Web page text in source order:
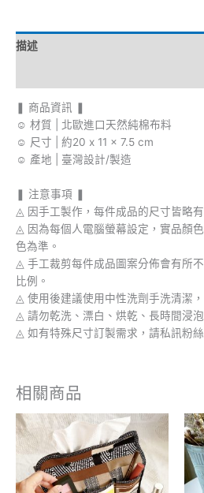
描述
❚ 商品資訊 ❚
☺︎ 材質 | 北歐進口天然純棉布料
☺︎ 尺寸 | 約20 x 11 x 7.5 cm
☺︎ 產地 | 臺灣設計/製造
❚ 注意事項 ❚
◬ 因手工製作，每件成品的尺寸皆略有
◬ 因為每個人電腦螢幕設定，實品顏
色為準。
◬ 手工裁剪每件成品圖案分佈會有所
比例。
◬ 使用後建議使用中性洗劑手洗清潔
◬ 請勿乾洗、漂白、烘乾、長時間浸
◬ 如有特殊尺寸訂製需求，請私訊粉絲
相關商品
原
價
格：
NT$980.00。
目
價
格：
NT$880.00。